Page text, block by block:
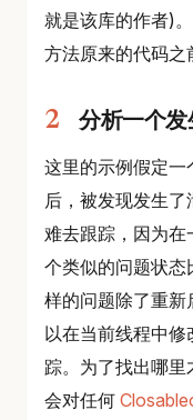
就是该库的作者)
方法原来的代码之
分析一个
这里的示例假定一
后，被发现发生
难去跟踪，因为在
个类似的问题状
样的问题除了重
以在当前线程中
踪。为了找出哪
会对任何